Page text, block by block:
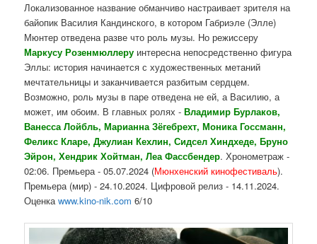
Локализованное название обманчиво настраивает зрителя на
байопик Василия Кандинского, в котором Габриэле (Элле)
Мюнтер отведена разве что роль музы. Но режиссеру
Маркусу Розенмюллеру интересна непосредственно фигура
Эллы: история начинается с художественных метаний
мечтательницы и заканчивается разбитым сердцем.
Возможно, роль музы в паре отведена не ей, а Василию, а
может, им обоим. В главных ролях -Владимир Бурлаков,
Ванесса Лойбль, Марианна Зёгебрехт, Моника Госсманн,
Феликс Кларе, Джулиан Кехлин, Сидсел Хиндхеде, Бруно
Эйрон, Хендрик Хойтман, Леа Фассбендер. Хронометраж -
02:06. Премьера - 05.07.2024 (Мюнхенский кинофестиваль).
Премьера (мир) - 24.10.2024. Цифровой релиз - 14.11.2024.
Оценкаwww.kino-nik.com 6/10